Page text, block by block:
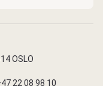
OSLO
22 08 98 10